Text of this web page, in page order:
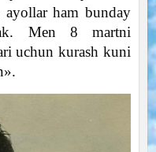
ham bunday
Men 8 martni
uchun kurash kuni